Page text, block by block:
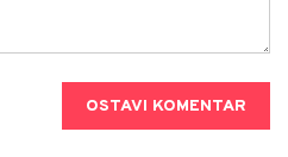
OSTAVI KOMENTAR